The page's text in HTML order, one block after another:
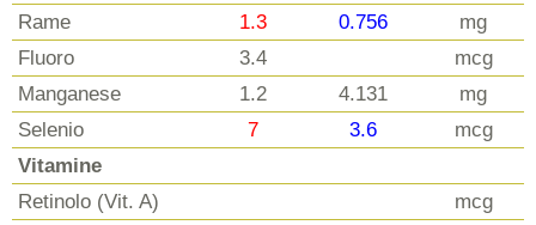
Rame
1.3 0.756
mg
Fluoro
3.4
mcg
Manganese
1.2 4.131
mg
Selenio
7 3.6
mcg
Vitamine
Retinolo (Vit. A)
mcg